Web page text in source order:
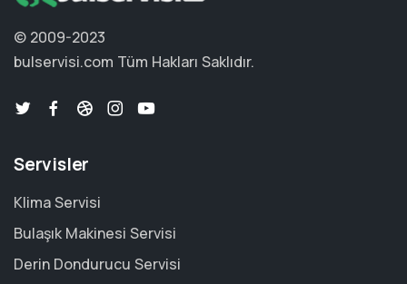
© 2009-2023
bulservisi.com Tüm Hakları Saklıdır.
Servisler
Klima Servisi
Bulaşık Makinesi Servisi
Derin Dondurucu Servisi